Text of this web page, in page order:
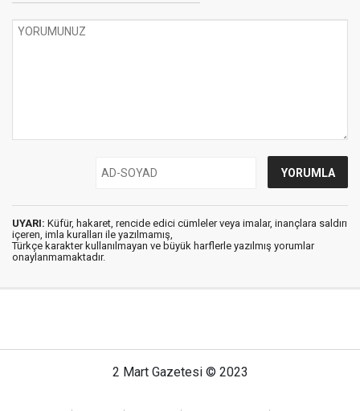
UYARI: Küfür, hakaret, rencide edici cümleler veya imalar, inançlara saldırı
içeren, imla kuralları ile yazılmamış,
Türkçe karakter kullanılmayan ve büyük harflerle yazılmış yorumlar
onaylanmamaktadır.
2 Mart Gazetesi © 2023